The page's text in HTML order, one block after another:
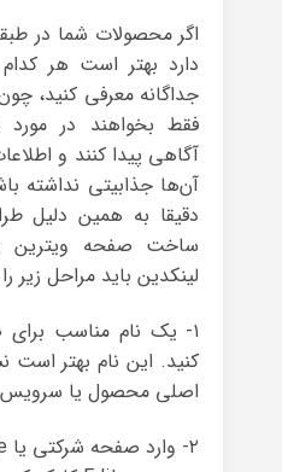
اگر محصولات شما در
دارد بهتر است هر
جداگانه معرفی کنید،
فقط بخواهند در
آگاهی پیدا کنند و
آن‌ها جذابیتی نداشته
دقیقا به همین دلیل
ساخت صفحه ویترین و
لینکدین باید مراحل زیر
۱- یک نام مناسب
کنید. این نام بهتر
اصلی محصول یا سرویس